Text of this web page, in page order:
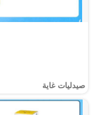
صيدليات غاية